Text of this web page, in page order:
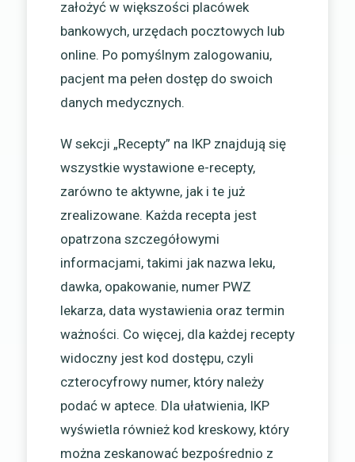
założyć w większości placówek
bankowych, urzędach pocztowych lub
online. Po pomyślnym zalogowaniu,
pacjent ma pełen dostęp do swoich
danych medycznych.
W sekcji „Recepty” na IKP znajdują się
wszystkie wystawione e-recepty,
zarówno te aktywne, jak i te już
zrealizowane. Każda recepta jest
opatrzona szczegółowymi
informacjami, takimi jak nazwa leku,
dawka, opakowanie, numer PWZ
lekarza, data wystawienia oraz termin
ważności. Co więcej, dla każdej recepty
widoczny jest kod dostępu, czyli
czterocyfrowy numer, który należy
podać w aptece. Dla ułatwienia, IKP
wyświetla również kod kreskowy, który
można zeskanować bezpośrednio z